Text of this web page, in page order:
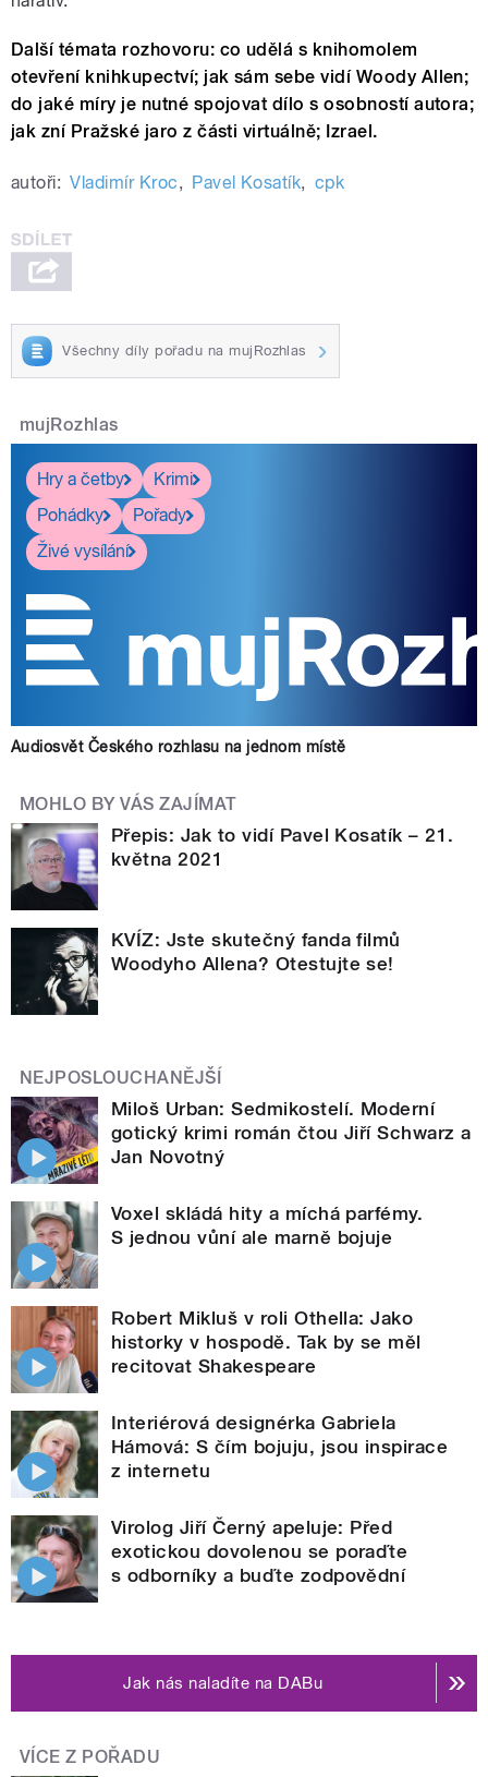
Další témata rozhovoru: co udělá s knihomolem
otevření knihkupectví; jak sám sebe vidí Woody Allen;
do jaké míry je nutné spojovat dílo s osobností autora;
jak zní Pražské jaro z části virtuálně; Izrael.
autoři: Vladimír Kroc, Pavel Kosatík, cpk
Všechny díly pořadu na mujRozhlas
mujRozhlas
Hry a četby
Krimi
Pohádky
Pořady
Živé vysílání
Audiosvět Českého rozhlasu na jednom místě
MOHLO BY VÁS ZAJÍMAT
Přepis: Jak to vidí Pavel Kosatík – 21.
května 2021
KVÍZ: Jste skutečný fanda filmů
Woodyho Allena? Otestujte se!
NEJPOSLOUCHANĚJŠÍ
Miloš Urban: Sedmikostelí. Moderní
gotický krimi román čtou Jiří Schwarz a
Jan Novotný
Voxel skládá hity a míchá parfémy.
S jednou vůní ale marně bojuje
Robert Mikluš v roli Othella: Jako
historky v hospodě. Tak by se měl
recitovat Shakespeare
Interiérová designérka Gabriela
Hámová: S čím bojuju, jsou inspirace
z internetu
Virolog Jiří Černý apeluje: Před
exotickou dovolenou se poraďte
s odborníky a buďte zodpovědní
Jak nás naladíte na DABu
VÍCE Z POŘADU